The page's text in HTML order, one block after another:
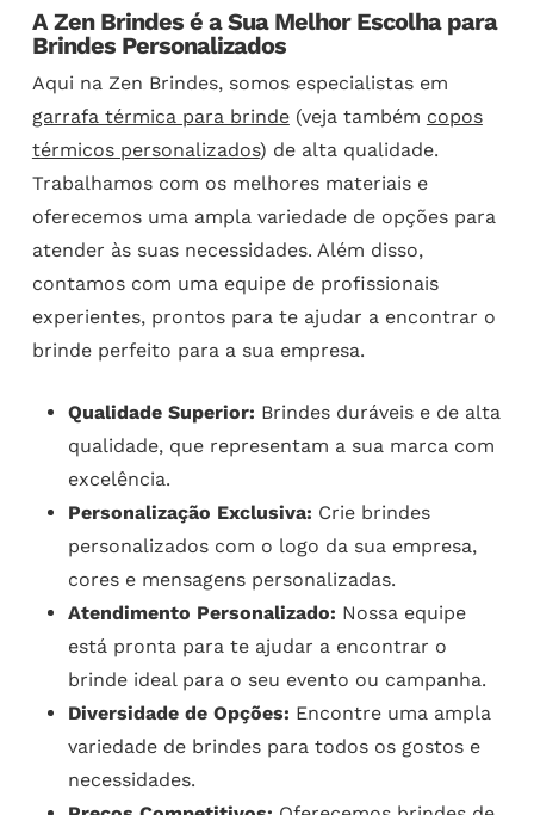
A Zen Brindes é a Sua Melhor Escolha para
Brindes Personalizados
Aqui na Zen Brindes, somos especialistas em
garrafa térmica para brinde(veja também copos
térmicos personalizados) de alta qualidade.
Trabalhamos com os melhores materiais e
oferecemos uma ampla variedade de opções para
atender às suas necessidades. Além disso,
contamos com uma equipe de profissionais
experientes, prontos para te ajudar a encontrar o
brinde perfeito para a sua empresa.
Qualidade Superior: Brindes duráveis e de alta
qualidade, que representam a sua marca com
excelência.
Personalização Exclusiva: Crie brindes
personalizados com o logo da sua empresa,
cores e mensagens personalizadas.
Atendimento Personalizado: Nossa equipe
está pronta para te ajudar a encontrar o
brinde ideal para o seu evento ou campanha.
Diversidade de Opções: Encontre uma ampla
variedade de brindes para todos os gostos e
necessidades.